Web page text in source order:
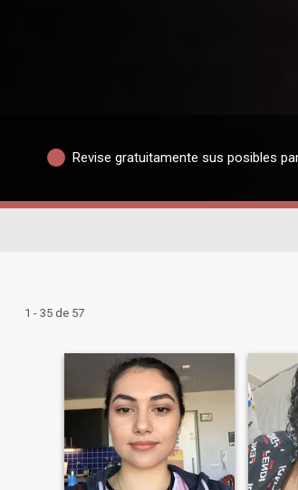
Revise gratuitamente sus posibles
1 - 35 de 57